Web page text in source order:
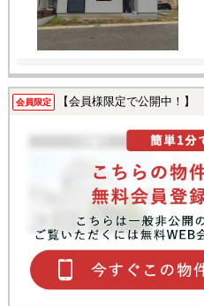
会員限定 【会員様限定で公開中！】